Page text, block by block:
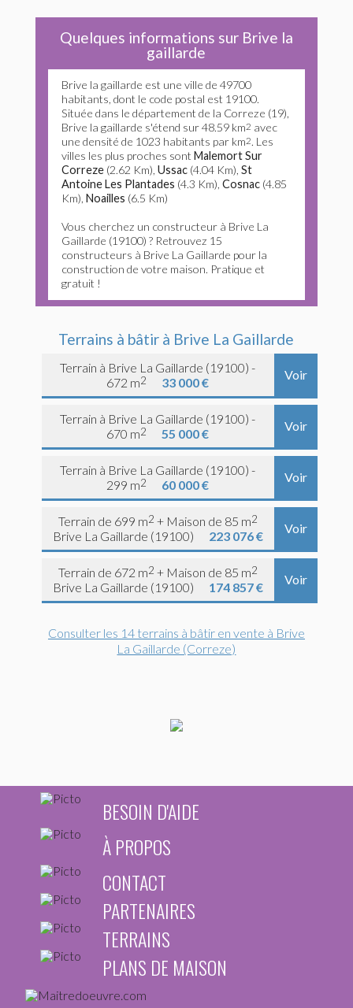
Quelques informations sur Brive la
gaillarde
Brive la gaillarde est une ville de 49700
habitants, dont le code postal est 19100.
Située dans le département de la Correze (19),
Brive la gaillarde s'étend sur 48.59 km2 avec
une densité de 1023 habitants par km2. Les
villes les plus proches sontMalemort Sur
Correze (2.62 Km),Ussac (4.04 Km),St
Antoine Les Plantades (4.3 Km),Cosnac (4.85
Km),Noailles (6.5 Km)
Vous cherchez un constructeur à Brive La
Gaillarde (19100) ? Retrouvez 15
constructeurs à Brive La Gaillarde pour la
construction de votre maison. Pratique et
gratuit !
Terrains à bâtir à Brive La Gaillarde
Terrain à Brive La Gaillarde (19100) -
672 m2 33 000 €
Voir
Terrain à Brive La Gaillarde (19100) -
670 m2 55 000 €
Voir
Terrain à Brive La Gaillarde (19100) -
299 m2 60 000 €
Voir
Terrain de 699 m2 + Maison de 85 m2
Brive La Gaillarde (19100) 223 076 €
Voir
Terrain de 672 m2 + Maison de 85 m2
Brive La Gaillarde (19100) 174 857 €
Voir
Consulter les 14 terrains à bâtir en vente à Brive
La Gaillarde (Correze)
BESOIN D'AIDE
À PROPOS
CONTACT
PARTENAIRES
TERRAINS
PLANS DE MAISON